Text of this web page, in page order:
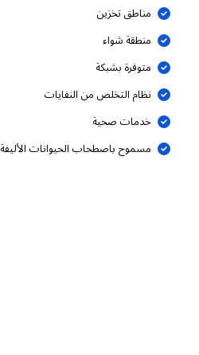
مناطق تخزين
منطقة شواء
متوفرة بشبكة
نظام التخلص من النفايات
خدمات صحية
مسموح باصطحاب الحيوانات الأليفة